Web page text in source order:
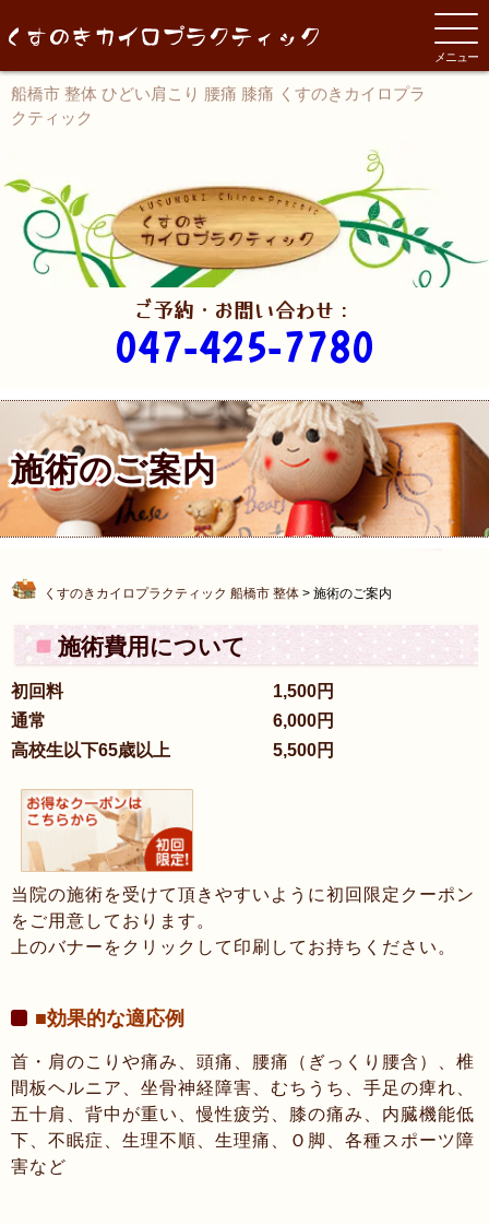
船橋市 整体 ひどい肩こり 腰痛 膝痛 くすのきカイロプラ
クティック
ご予約・お問い合わせ：
047-425-7780
施術のご案内
くすのきカイロプラクティック 船橋市 整体 > 施術のご案内
施術費用について
初回料
1,500円
通常
6,000円
高校生以下65歳以上
5,500円
当院の施術を受けて頂きやすいように初回限定クーポン
をご用意しております。
上のバナーをクリックして印刷してお持ちください。
■効果的な適応例
首・肩のこりや痛み、頭痛、腰痛（ぎっくり腰含）、椎
間板ヘルニア、坐骨神経障害、むちうち、手足の痺れ、
五十肩、背中が重い、慢性疲労、膝の痛み、内臓機能低
下、不眠症、生理不順、生理痛、Ｏ脚、各種スポーツ障
害など
メニュー